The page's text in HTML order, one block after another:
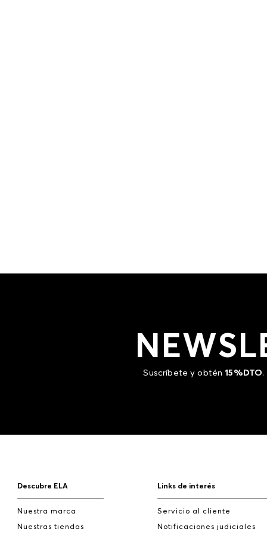
Suscríbete y obtén15%DTO.
Descubre ELA
Nuestra marca
Nuestras tiendas
Links de interés
Servicio al cliente
Notificaciones judiciales